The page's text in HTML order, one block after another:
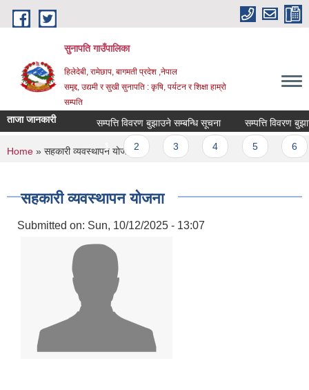
Skip to main content
सुनापति गाउँपालिका
हिलेदेबी, रामेछाप, बागमती प्रदेश ,नेपाल
समृद्द, उद्यमी र सुखी सुनापति : कृषि, पर्यटन र शिक्षा हाम्रो
सम्पति
ताजा जानकारी सम्पत्ति विवरण बुझाउने सम्बन्धि सूचना सम्पत्ति विवरण
Pages
1 2
You are here
Home » सहकारी व्यवस्थापन योजना
सहकारी व्यवस्थापन योजना
Submitted on: Sun, 10/12/2025 - 13:07